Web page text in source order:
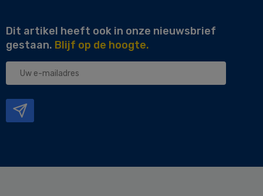
Dit artikel heeft ook in onze nieuwsbrief
gestaan. Blijf op de hoogte.
Uw